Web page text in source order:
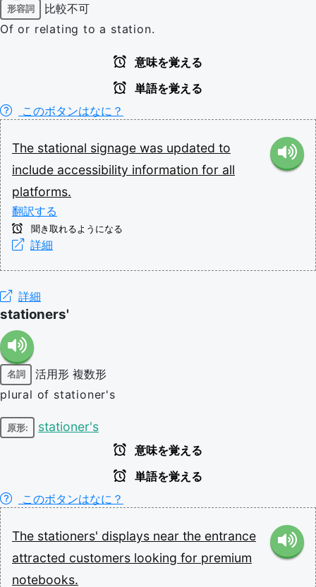
形容詞
比較不可
Of or relating to a station.
意味を覚える
単語を覚える
このボタンはなに？
The stational signage was updated to
include accessibility information for all
platforms.
翻訳する
聞き取れるようになる
詳細
詳細
stationers'
名詞 活用形 複数形
plural of stationer's
原形: stationer's
意味を覚える
単語を覚える
このボタンはなに？
The stationers' displays near the entrance
attracted customers looking for premium
notebooks.